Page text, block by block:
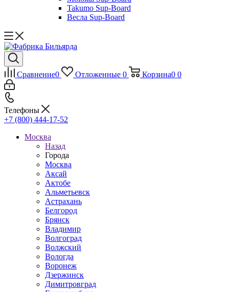
Takumo Sup-Board
Весла Sup-Board
Сравнение0 Отложенные 0 Корзина0 0
Телефоны
+7 (800) 444-17-52
Москва
Назад
Города
Москва
Аксай
Актобе
Альметьевск
Астрахань
Белгород
Брянск
Владимир
Волгоград
Волжский
Вологда
Воронеж
Дзержинск
Димитровград